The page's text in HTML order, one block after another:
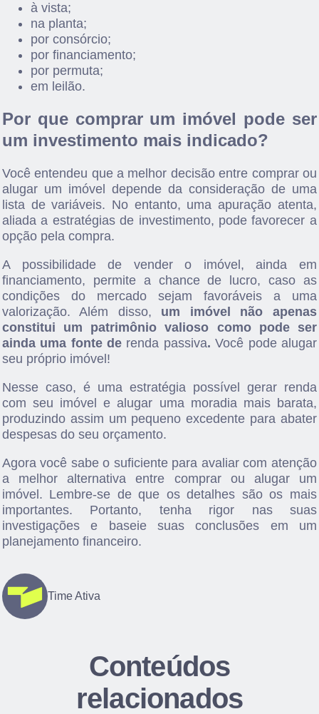
à vista;
na planta;
por consórcio;
por financiamento;
por permuta;
em leilão.
Por que comprar um imóvel pode ser
um investimento mais indicado?
Você entendeu que a melhor decisão entre comprar ou
alugar um imóvel depende da consideração de uma
lista de variáveis. No entanto, uma apuração atenta,
aliada a estratégias de investimento, pode favorecer a
opção pela compra.
A possibilidade de vender o imóvel, ainda em
financiamento, permite a chance de lucro, caso as
condições do mercado sejam favoráveis a uma
valorização. Além disso, um imóvel não apenas
constitui um patrimônio valioso como pode ser
ainda uma fonte de renda passiva.Você pode alugar
seu próprio imóvel!
Nesse caso, é uma estratégia possível gerar renda
com seu imóvel e alugar uma moradia mais barata,
produzindo assim um pequeno excedente para abater
despesas do seu orçamento.
Agora você sabe o suficiente para avaliar com atenção
a melhor alternativa entre comprar ou alugar um
imóvel. Lembre-se de que os detalhes são os mais
importantes. Portanto, tenha rigor nas suas
investigações e baseie suas conclusões em um
planejamento financeiro.
Time Ativa
Conteúdos
relacionados